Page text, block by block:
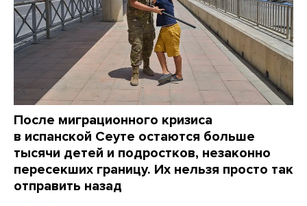
После миграционного кризиса
в испанской Сеуте остаются больше
тысячи детей и подростков, незаконно
пересекших границу. Их нельзя просто так
отправить назад